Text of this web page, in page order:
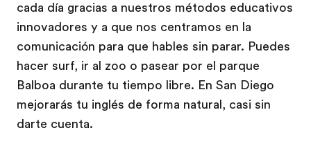
cada día gracias a nuestros métodos educativos
innovadores y a que nos centramos en la
comunicación para que hables sin parar. Puedes
hacer surf, ir al zoo o pasear por el parque
Balboa durante tu tiempo libre. En San Diego
mejorarás tu inglés de forma natural, casi sin
darte cuenta.